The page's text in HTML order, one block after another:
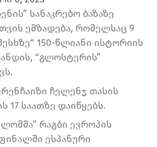
სანაკრებო ბაზაზე
ემზადება, რომელსაც 9
150-წლიანი ისტორიის
“გლოსტერის”
ჩელენჯ თასის
17 საათზე დაიწყებს.
რაგბი ევროპის
ესპანური